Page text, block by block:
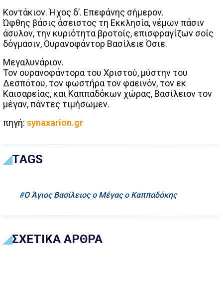
Κοντάκιον. Ήχος δ’. Επεφάνης σήμερον.
Ώφθης βάσις άσειστος τη Εκκλησία, νέμων πάσιν
άσυλον, την κυριότητα βροτοίς, επισφραγίζων σοίς
δόγμασιν, Ουρανοφάντορ Βασίλειε Όσιε.
Μεγαλυνάριον.
Τον ουρανοφάντορα του Χριστού, μύστην του
Δεσπότου, τον φωστήρα τον φαεινόν, τον εκ
Καισαρείας, και Καππαδόκων χώρας, Βασίλειον τον
μέγαν, πάντες τιμήσωμεν.
πηγή: synaxarion.gr
TAGS
Ο Άγιος Βασίλειος ο Μέγας ο Καππαδόκης
ΣΧΕΤΙΚΑ ΑΡΘΡΑ